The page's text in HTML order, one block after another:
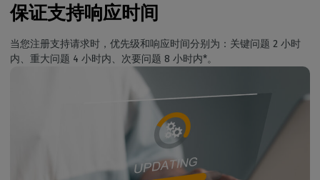
保证支持响应时间
当您注册支持请求时，优先级和响应时间分别为：关键问题 2 小时
内、重大问题 4 小时内、次要问题 8 小时内*。